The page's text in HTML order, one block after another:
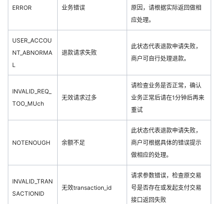
ERROR 业务错误
原因，请根据实际返回做相
应处理。
USER_ACCOU
NT_ABNORMA
L
退款请求失败
此状态代表退款申请失败，
商户可自行处理退款。
INVALID_REQ_
TOO_MUch
无效请求过多
请检查业务是否正常，确认
业务正常后请在1分钟后再来
重试
NOTENOUGH 余额不足
此状态代表退款申请失败，
商户可根据具体的错误提示
做相应的处理。
INVALID_TRAN
SACTIONID
无效transaction_id
请求参数错误，检查原交易
号是否存在或发起支付交易
接口返回失败